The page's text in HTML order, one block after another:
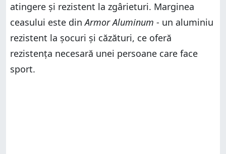
atingere și rezistent la zgârieturi. Marginea
ceasului este dinArmor Aluminum - un aluminiu
rezistent la șocuri și căzături, ce oferă
rezistența necesară unei persoane care face
sport.